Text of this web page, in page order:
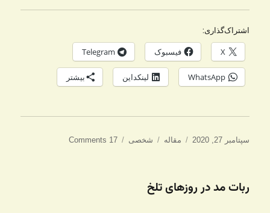
اشتراک‌گذاری:
X فیسبوک Telegram
WhatsApp لینکداین بیشتر
ارسال
سپتامبر 27, 2020 دسته‌ها
مقاله برچسب‌ها
شخصی 17 Comments
ربات مد در روزهای تلخ